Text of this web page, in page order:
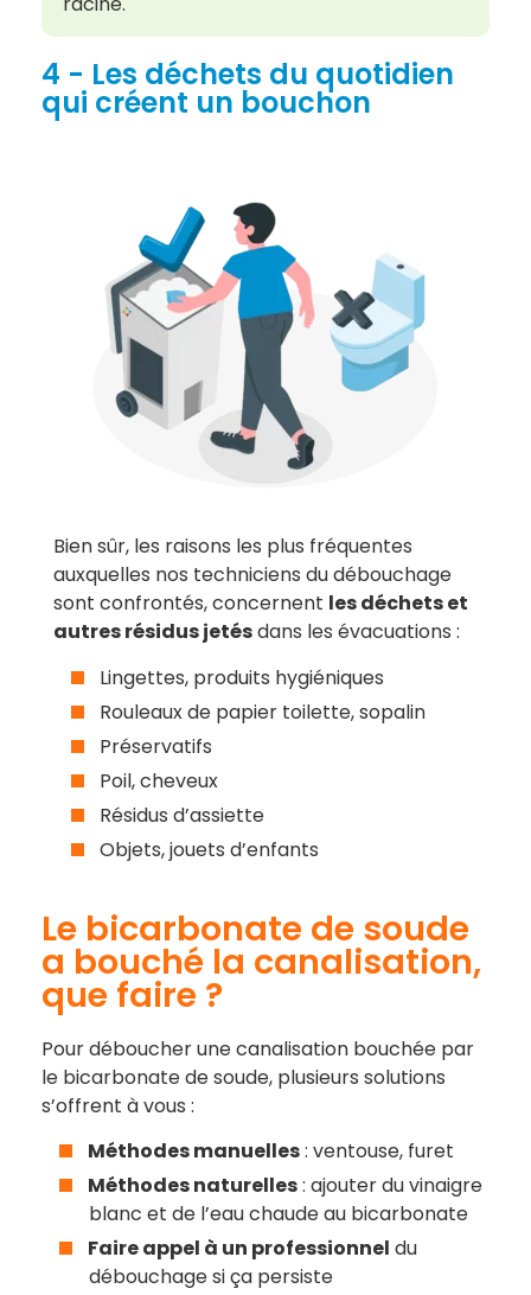
4 - Les déchets du quotidien
qui créent un bouchon
Bien sûr, les raisons les plus fréquentes
auxquelles nos techniciens du débouchage
sont confrontés, concernent les déchets et
autres résidus jetésdans les évacuations :
Lingettes, produits hygiéniques
Rouleaux de papier toilette, sopalin
Préservatifs
Poil, cheveux
Résidus d’assiette
Objets, jouets d’enfants
Le bicarbonate de soude
a bouché la canalisation,
que faire ?
Pour déboucher une canalisation bouchée par
le bicarbonate de soude, plusieurs solutions
s’offrent à vous :
Méthodes manuelles: ventouse, furet
Méthodes naturelles: ajouter du vinaigre
blanc et de l’eau chaude au bicarbonate
Faire appel à un professionnel du
débouchage si ça persiste